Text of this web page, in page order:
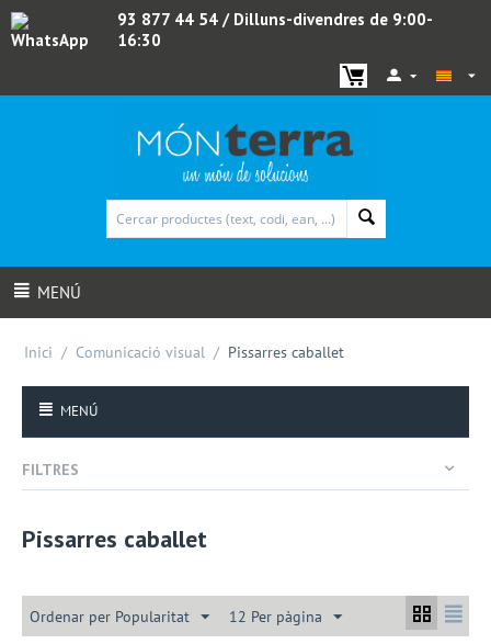
WhatsApp
93 877 44 54 / Dilluns-divendres de 9:00-
16:30
MENÚ
Inici / Comunicació visual / Pissarres caballet
MENÚ
FILTRES
Pissarres caballet
Ordenar per Popularitat 12 Per pàgina